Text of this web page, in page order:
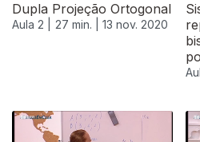
Dupla Projeção Ortogonal
Aula 2 | 27 min. | 13 nov. 2020